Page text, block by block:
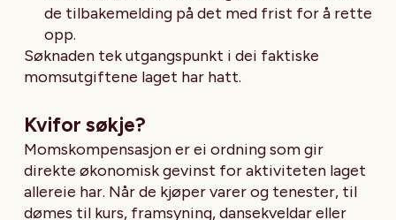
de tilbakemelding på det med frist for å rette
opp.
Søknaden tek utgangspunkt i dei faktiske
momsutgiftene laget har hatt.
Kvifor søkje?
Momskompensasjon er ei ordning som gir
direkte økonomisk gevinst for aktiviteten laget
allereie har. Når de kjøper varer og tenester, til
dømes til kurs, framsyning, dansekveldar eller